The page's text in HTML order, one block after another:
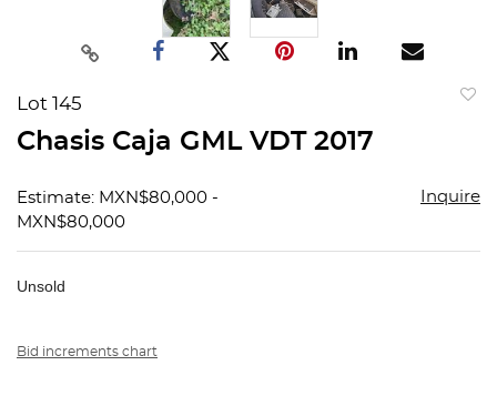
Lot 145
Chasis Caja GML VDT 2017
Estimate: MXN$80,000 -
MXN$80,000
Inquire
Unsold
Bid increments chart